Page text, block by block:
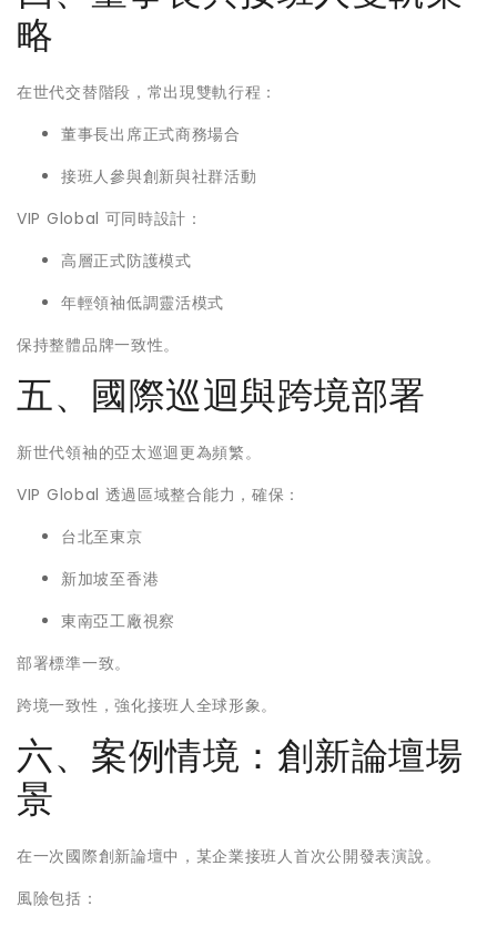
略
在世代交替階段，常出現雙軌行程：
董事長出席正式商務場合
接班人參與創新與社群活動
VIP Global 可同時設計：
高層正式防護模式
年輕領袖低調靈活模式
保持整體品牌一致性。
五、國際巡迴與跨境部署
新世代領袖的亞太巡迴更為頻繁。
VIP Global 透過區域整合能力，確保：
台北至東京
新加坡至香港
東南亞工廠視察
部署標準一致。
跨境一致性，強化接班人全球形象。
六、案例情境：創新論壇場
景
在一次國際創新論壇中，某企業接班人首次公開發表演說。
風險包括：